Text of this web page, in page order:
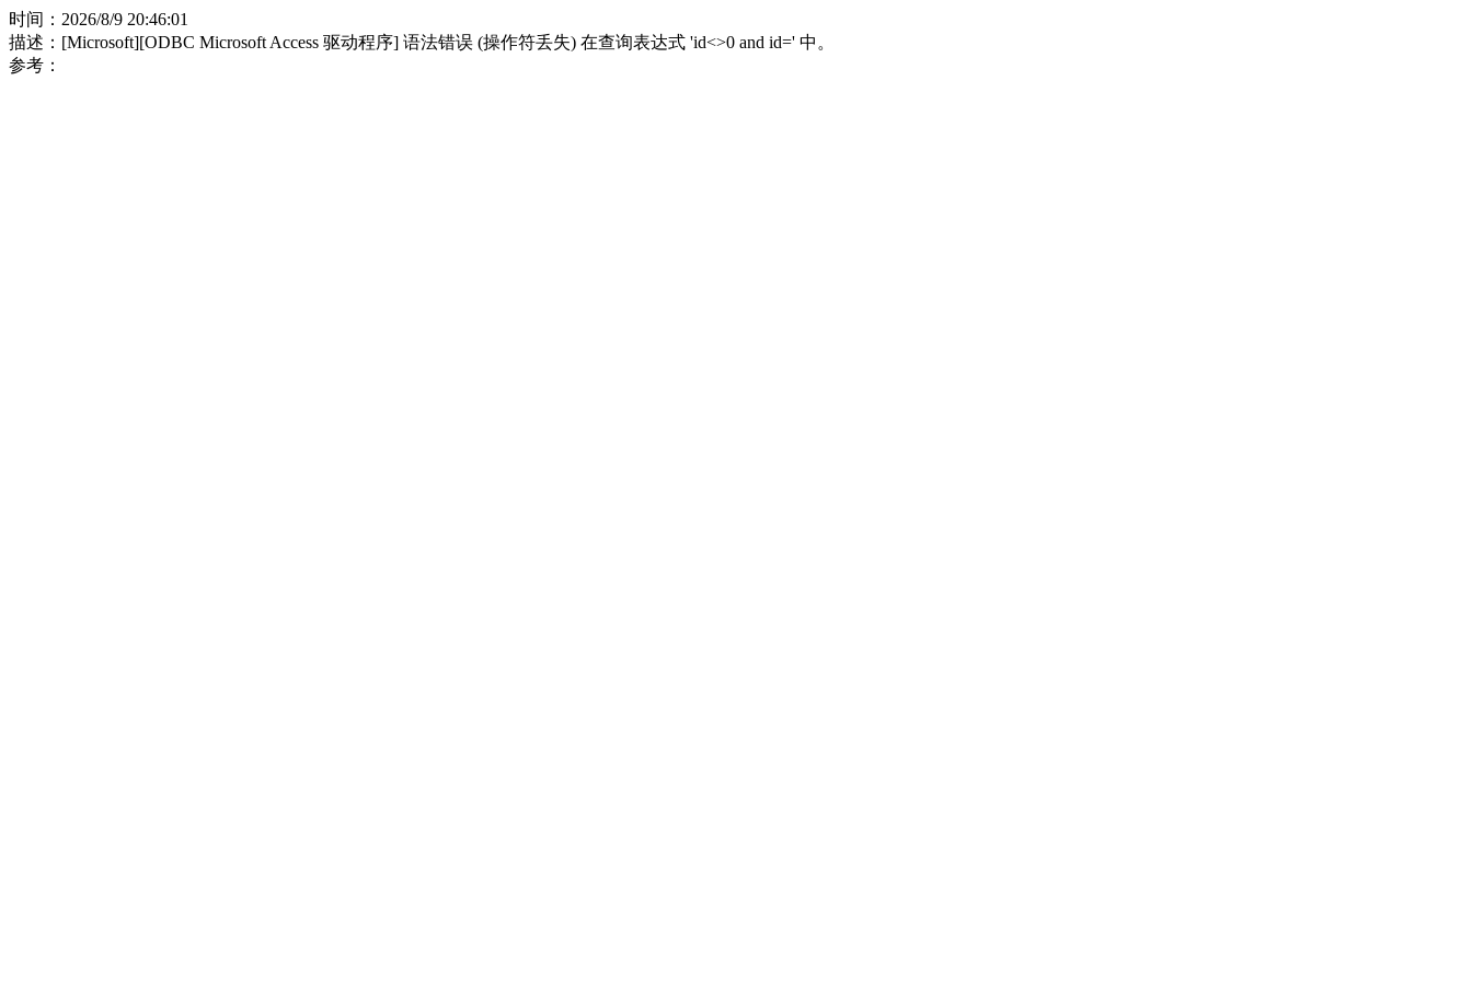
时间：2026/8/9 20:46:01
描述：[Microsoft][ODBC Microsoft Access 驱动程序] 语法错误 (操作符丢失) 在查询表达式 'id<>0 and id=' 中。
参考：